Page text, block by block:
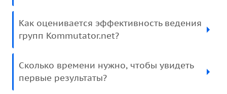
Как оценивается эффективность ведения
групп Kommutator.net?
Сколько времени нужно, чтобы увидеть
первые результаты?